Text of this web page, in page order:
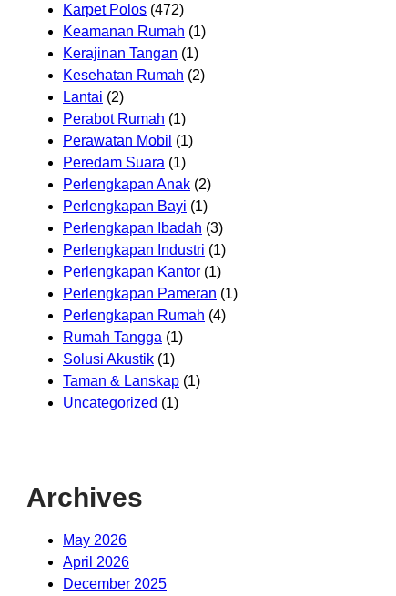
Karpet Polos (472)
Keamanan Rumah (1)
Kerajinan Tangan (1)
Kesehatan Rumah (2)
Lantai (2)
Perabot Rumah (1)
Perawatan Mobil (1)
Peredam Suara (1)
Perlengkapan Anak (2)
Perlengkapan Bayi (1)
Perlengkapan Ibadah (3)
Perlengkapan Industri (1)
Perlengkapan Kantor (1)
Perlengkapan Pameran (1)
Perlengkapan Rumah (4)
Rumah Tangga (1)
Solusi Akustik (1)
Taman & Lanskap (1)
Uncategorized (1)
Archives
May 2026
April 2026
December 2025